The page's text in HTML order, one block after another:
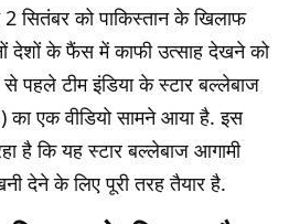
2 सितंबर को पाकिस्तान के खिलाफ
देशों के फैंस में काफी उत्साह देखने को
पहले टीम इंडिया के स्टार बल्लेबाज
का एक वीडियो सामने आया है. इस
है कि यह स्टार बल्लेबाज आगामी
देने के लिए पूरी तरह तैयार है.